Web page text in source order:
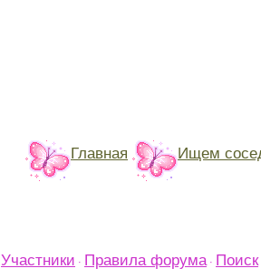
Главная Ищем
Участники · Правила форума · Поиск